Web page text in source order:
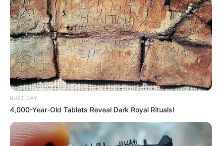
BUZZ DAY
4,000-Year-Old Tablets Reveal Dark Royal Rituals!